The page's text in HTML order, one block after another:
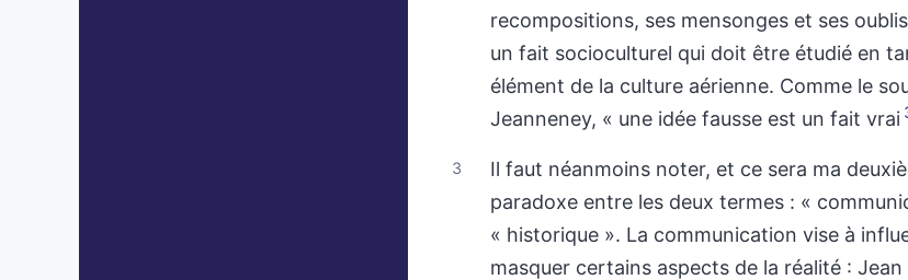
recompositions, ses mensonges et ses
un fait socioculturel qui doit être étudié en
élément de la culture aérienne. Comme le
Jeanneney, « une idée fausse est un fait vrai
Il faut néanmoins noter, et ce sera ma
paradoxe entre les deux termes : «
« historique ». La communication vise à
masquer certains aspects de la réalité :